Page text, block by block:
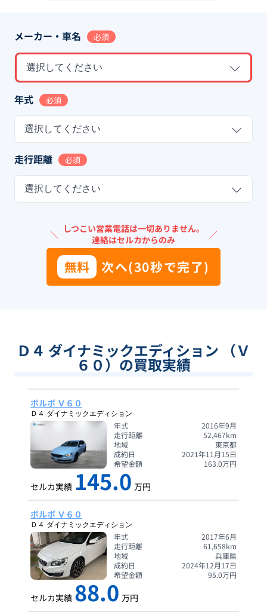
メーカー・車名 必須
選択してください
年式 必須
選択してください
走行距離 必須
選択してください
＼ しつこい営業電話は一切ありません。
連絡はセルカからのみ
／
無料 次へ(30秒で完了)
Ｄ４ ダイナミックエディション （Ｖ
６０）の買取実績
ボルボ Ｖ６０
Ｄ４ ダイナミックエディション
年式
2016年9月
走行距離
52,467km
地域
東京都
成約日
2021年11月15日
希望金額
163.0万円
セルカ実績 145.0 万円
ボルボ Ｖ６０
Ｄ４ ダイナミックエディション
年式
2017年6月
走行距離
61,658km
地域
兵庫県
成約日
2024年12月17日
希望金額
95.0万円
セルカ実績 88.0 万円